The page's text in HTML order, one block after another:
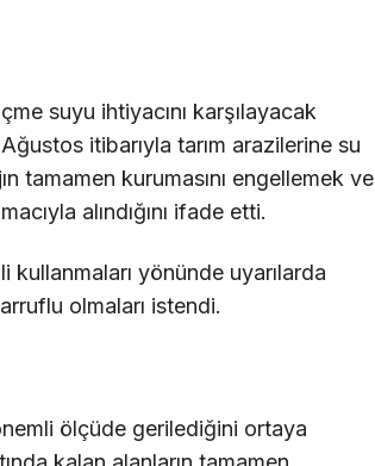
suyu ihtiyacını karşılayacak
itibarıyla tarım arazilerine su
tamamen kurumasını engellemek ve
alındığını ifade etti.
kullanmaları yönünde uyarılarda
olmaları istendi.
ölçüde gerilediğini ortaya